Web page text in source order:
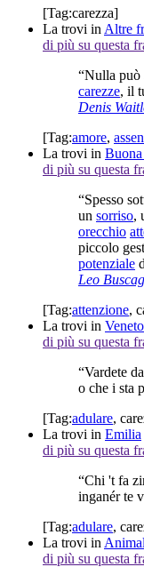
[Tag:carezza]
La trovi in Altre
di più su questa
“Nulla può
carezze, il
Denis
[Tag:amore,
La trovi in
di più su questa
“Spesso
un sorriso,
orecchio
piccolo
potenziale
Leo
[Tag:attenzione,
La trovi in Veneto
di più su questa
“Vardete
o che i sta
[Tag:adulare,
La trovi in Emilia
di più su questa
“Chi 't fa
inganér te
[Tag:adulare,
La trovi in
di più su questa